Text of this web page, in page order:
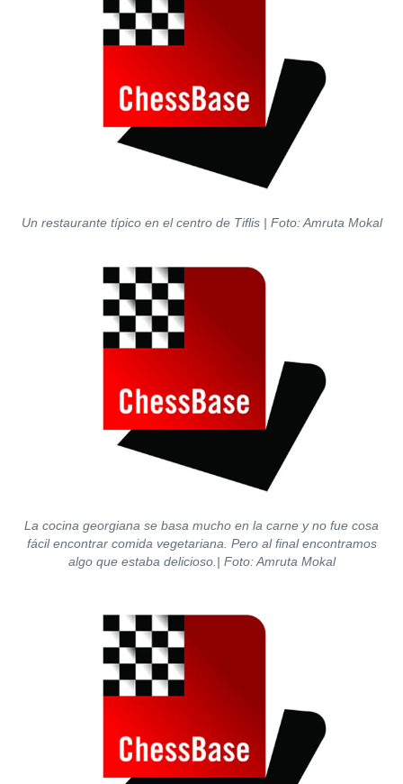
Un restaurante típico en el centro de Tiflis | Foto: Amruta Mokal
La cocina georgiana se basa mucho en la carne y no fue cosa
fácil encontrar comida vegetariana. Pero al final encontramos
algo que estaba delicioso.| Foto: Amruta Mokal